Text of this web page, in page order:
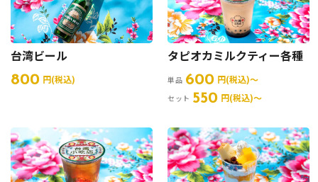
台湾ビール
800 円(税込)
タピオカミルクティー各種
単品 600 円(税込)〜
セット 550 円(税込)〜